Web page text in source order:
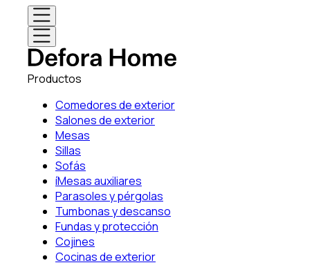
Productos
Comedores de exterior
Salones de exterior
Mesas
Sillas
Sofás
íMesas auxiliares
Parasoles y pérgolas
Tumbonas y descanso
Fundas y protección
Cojines
Cocinas de exterior